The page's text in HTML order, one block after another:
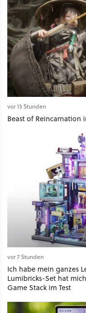
vor 13 Stunden
Beast of Reincarnation
vor 7 Stunden
Ich habe mein ganzes
Lumibricks-Set hat
Game Stack im Test